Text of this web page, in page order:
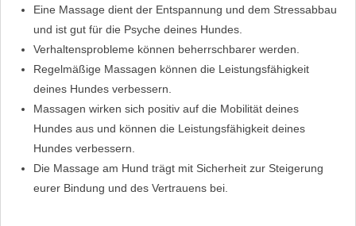
Eine Massage dient der Entspannung und dem Stressabbau
und ist gut für die Psyche deines Hundes.
Verhaltensprobleme können beherrschbarer werden.
Regelmäßige Massagen können die Leistungsfähigkeit
deines Hundes verbessern.
Massagen wirken sich positiv auf die Mobilität deines
Hundes aus und können die Leistungsfähigkeit deines
Hundes verbessern.
Die Massage am Hund trägt mit Sicherheit zur Steigerung
eurer Bindung und des Vertrauens bei.